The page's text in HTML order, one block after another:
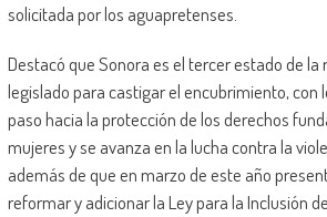
solicitada por los aguapretenses.
Destacó que Sonora es el tercer estado de la
legislado para castigar el encubrimiento, con
paso hacia la protección de los derechos
mujeres y se avanza en la lucha contra la
además de que en marzo de este año
reformar y adicionar la Ley para la Inclusión